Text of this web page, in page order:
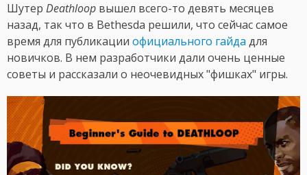
Шутер Deathloop вышел всего-то девять месяцев
назад, так что в Bethesda решили, что сейчас самое
время для публикации официального гайда для
новичков. В нем разработчики дали очень ценные
советы и рассказали о неочевидных "фишках" игры.